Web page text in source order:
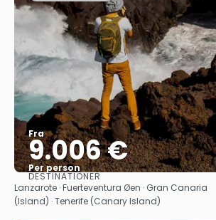
Fra
9.006 €
Per person
Se
DESTINATIONER
Lanzarote · Fuerteventura Øen · Gran Canaria
(Island) · Tenerife (Canary Island)